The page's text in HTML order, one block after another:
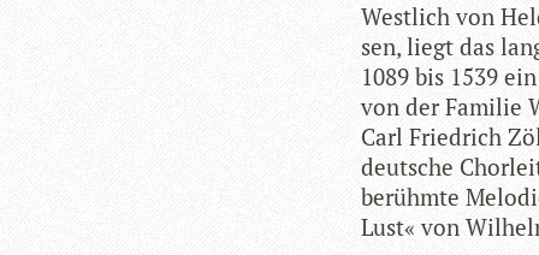
West­lich von
sen, liegt das
1089 bis 1539
von der Fami­lie
Carl Fried­rich
deut­sche
berühmte
Lust« von